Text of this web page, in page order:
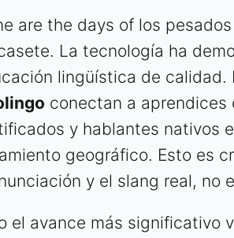
are the days of los
La tecnología ha
lingüística de calidad.
conectan a aprendices
y hablantes nativos
geográfico. Esto es
y el slang real, no
el avance más significativo